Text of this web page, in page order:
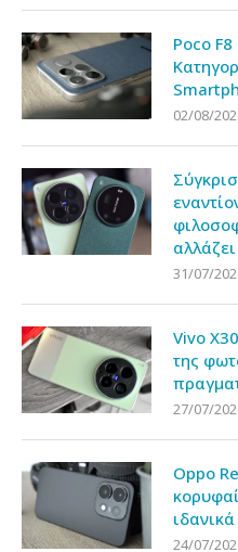
Poco
02/08/
αλλάζει
31/07/
Vivo
της
27/07/
Oppo
24/07/